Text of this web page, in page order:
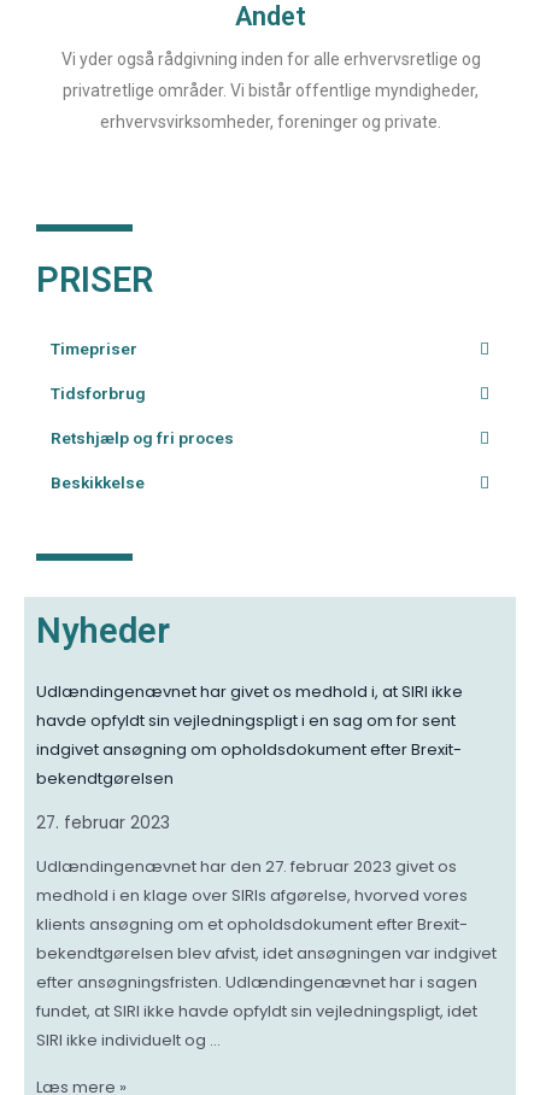
Andet
Vi yder også rådgivning inden for alle erhvervsretlige og
privatretlige områder. Vi bistår offentlige myndigheder,
erhvervsvirksomheder, foreninger og private.
PRISER
Timepriser
Tidsforbrug
Retshjælp og fri proces
Beskikkelse
Nyheder
Udlændingenævnet har givet os medhold i, at SIRI ikke
havde opfyldt sin vejledningspligt i en sag om for sent
indgivet ansøgning om opholdsdokument efter Brexit-
bekendtgørelsen
27. februar 2023
Udlændingenævnet har den 27. februar 2023 givet os
medhold i en klage over SIRIs afgørelse, hvorved vores
klients ansøgning om et opholdsdokument efter Brexit-
bekendtgørelsen blev afvist, idet ansøgningen var indgivet
efter ansøgningsfristen. Udlændingenævnet har i sagen
fundet, at SIRI ikke havde opfyldt sin vejledningspligt, idet
SIRI ikke individuelt og …
Læs mere »